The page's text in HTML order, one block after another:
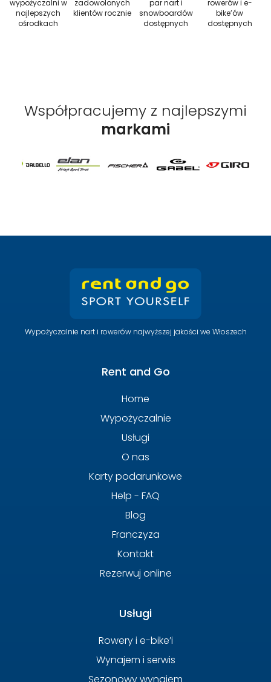
wypożyczalni w
najlepszych
ośrodkach
zadowolonych
klientów rocznie
par nart i
snowboardów
dostępnych
rowerów i e-
bike’ów
dostępnych
Współpracujemy z najlepszymi
markami
Wypożyczalnie nart i rowerów najwyższej jakości we Włoszech
Rent and Go
Home
Wypożyczalnie
Usługi
O nas
Karty podarunkowe
Help - FAQ
Blog
Franczyza
Kontakt
Rezerwuj online
Usługi
Rowery i e-bike’i
Wynajem i serwis
Sezonowy wynajem